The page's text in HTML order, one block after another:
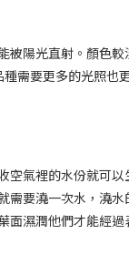
被陽光直射。顏色
需要更多的光照也
空氣裡的水份就可
需要澆一次水，澆
面濕潤他們才能經過